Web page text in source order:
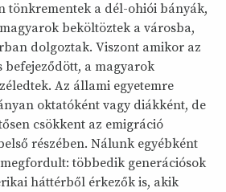
tönkrementek a dél-ohiói bányák,
beköltöztek a városba,
dolgoztak. Viszont amikor az
a magyarok
Az állami egyetemre
oktatóként vagy diákként, de
csökkent az emigráció
részében. Nálunk egyébként
többedik generációsok
háttérből érkezők is, akik